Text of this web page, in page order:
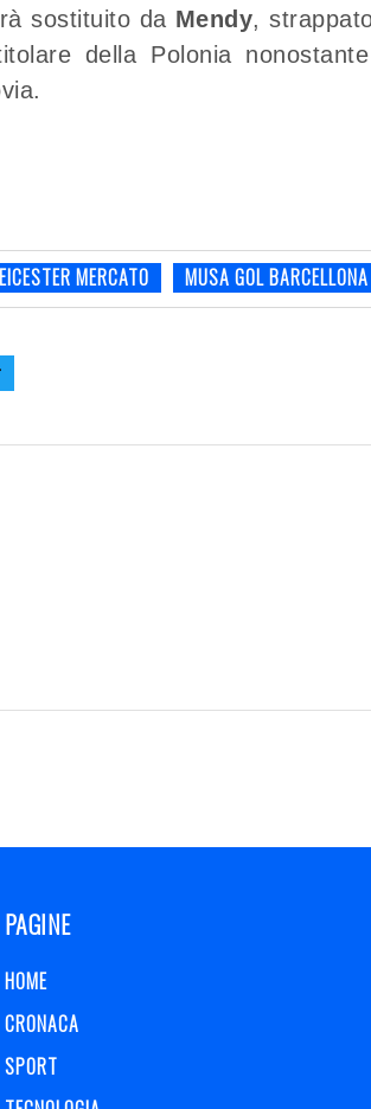
sostituito da Mendy,
della Polonia
MERCATO MUSA GOL BARCELLONA
PAGINE
HOME
CRONACA
SPORT